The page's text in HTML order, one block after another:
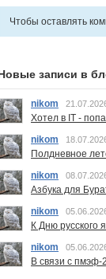
Чтобы оставлять
записи в
nikom
Хотел в IT -
nikom
Полдневное
nikom
Азбука для
nikom
К Дню русского
nikom
В связи с пмэф-